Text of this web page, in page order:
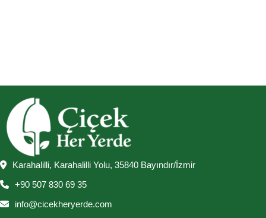
Karahalilli, Karahalilli Yolu, 35840 Bayındır/İzmir
+90 507 830 69 35
info@cicekheryerde.com